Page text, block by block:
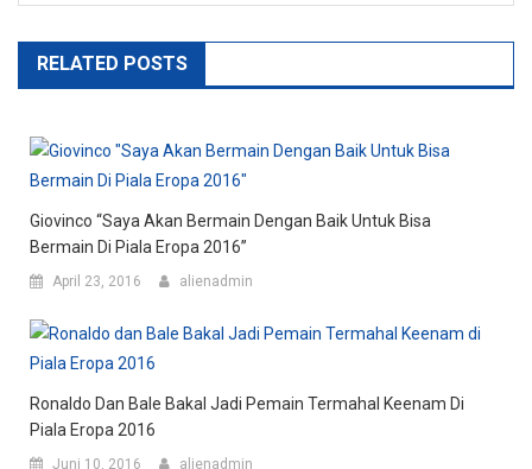
RELATED POSTS
Giovinco “Saya Akan Bermain Dengan Baik Untuk Bisa
Bermain Di Piala Eropa 2016”
April 23, 2016 alienadmin
Ronaldo Dan Bale Bakal Jadi Pemain Termahal Keenam Di
Piala Eropa 2016
Juni 10, 2016 alienadmin